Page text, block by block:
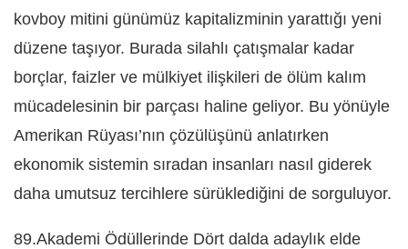
kovboy mitini günümüz kapitalizminin yarattığı yeni
düzene taşıyor. Burada silahlı çatışmalar kadar
borçlar, faizler ve mülkiyet ilişkileri de ölüm kalım
mücadelesinin bir parçası haline geliyor. Bu yönüyle
Amerikan Rüyası’nın çözülüşünü anlatırken
ekonomik sistemin sıradan insanları nasıl giderek
daha umutsuz tercihlere sürüklediğini de sorguluyor.
89.Akademi Ödüllerinde Dört dalda adaylık elde